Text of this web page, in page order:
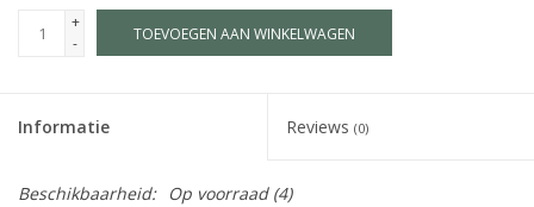
+
-
TOEVOEGEN AAN WINKELWAGEN
Informatie Reviews (0)
Beschikbaarheid: Op voorraad(4)